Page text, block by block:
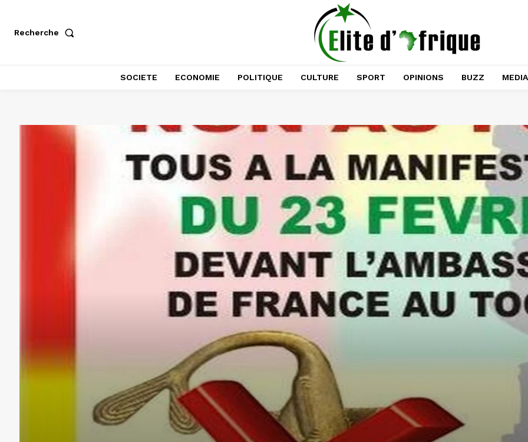
Recherche
SOCIETE ECONOMIE POLITIQUE CULTURE SPORT OPINIONS BUZZ